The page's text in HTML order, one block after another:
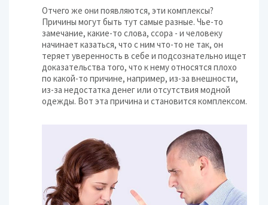
Отчего же они появляются, эти комплексы?
Причины могут быть тут самые разные. Чье-то
замечание, какие-то слова, ссора - и человеку
начинает казаться, что с ним что-то не так, он
теряет уверенность в себе и подсознательно ищет
доказательства того, что к нему относятся плохо
по какой-то причине, например, из-за внешности,
из-за недостатка денег или отсутствия модной
одежды. Вот эта причина и становится комплексом.